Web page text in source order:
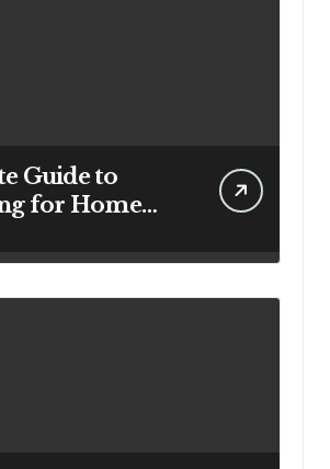
Guide to
for Home
to Attract More